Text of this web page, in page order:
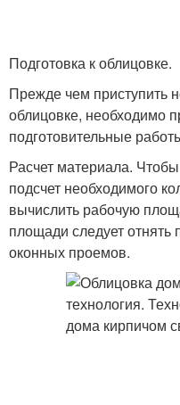
Подготовка к облицовке.
Прежде чем приступить
облицовке, необходимо
подготовительные
Расчет материала.
подсчет необходимого
вычислить рабочую
площади следует
оконных проемов.